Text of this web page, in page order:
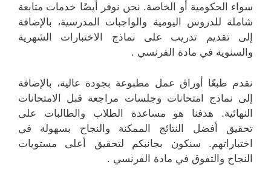
سواء الحكومية أو الخاصة. نحن نوفر أيضًا خدمات متابعة
شاملة للدروس اليومية والواجبات المدرسية، بالإضافة
إلى تقديم تدريب على نماذج الاختبارات الشهرية
والسنوية في مادة الفرنسي .
نقدم طبعًا أوراق عمل مطبوعة بجودة عالية، بالإضافة
إلى نماذج امتحانات وجلسات مراجعة قبل الامتحانات
النهائية. هدفنا هو مساعدة الطلاب والطالبات على
تحقيق أفضل النتائج الممكنة والنجاح بسهولة في
اختباراتهم. سنكون بجانبكم لتحقيق أعلى مستويات
النجاح والتفوق في مادة الفرنسي .